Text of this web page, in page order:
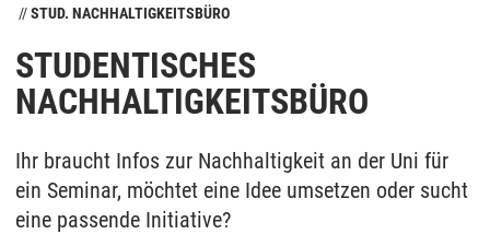
STUD. NACHHALTIGKEITSBÜRO
STUDENTISCHES
NACHHALTIGKEITSBÜRO
Ihr braucht Infos zur Nachhaltigkeit an der Uni für
ein Seminar, möchtet eine Idee umsetzen oder sucht
eine passende Initiative?